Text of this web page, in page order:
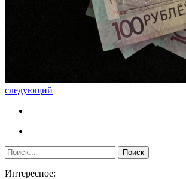
следующий
Интересное: